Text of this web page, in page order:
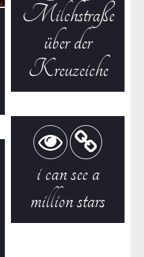
Milchstraße
über der
Kreuzeiche
i can see a
million stars